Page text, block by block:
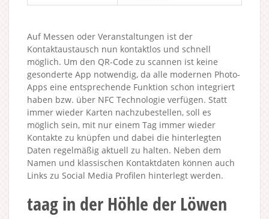
Auf Messen oder Veranstaltungen ist der
Kontaktaustausch nun kontaktlos und schnell
möglich. Um den QR-Code zu scannen ist keine
gesonderte App notwendig, da alle modernen Photo-
Apps eine entsprechende Funktion schon integriert
haben bzw. über NFC Technologie verfügen. Statt
immer wieder Karten nachzubestellen, soll es
möglich sein, mit nur einem Tag immer wieder
Kontakte zu knüpfen und dabei die hinterlegten
Daten regelmäßig aktuell zu halten. Neben dem
Namen und klassischen Kontaktdaten können auch
Links zu Social Media Profilen hinterlegt werden.
taag in der Höhle der Löwen